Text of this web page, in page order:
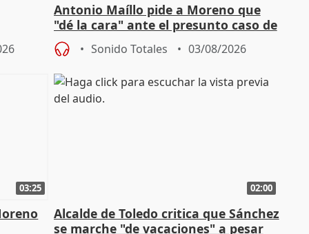
Antonio Maíllo pide a Moreno que
"dé la cara" ante el presunto caso de
acoso del CEO de ADM
Sonido Totales 03/08/2026
03:25 02:00
Alcalde de Toledo critica que Sánchez
se marche "de vacaciones" a pesar